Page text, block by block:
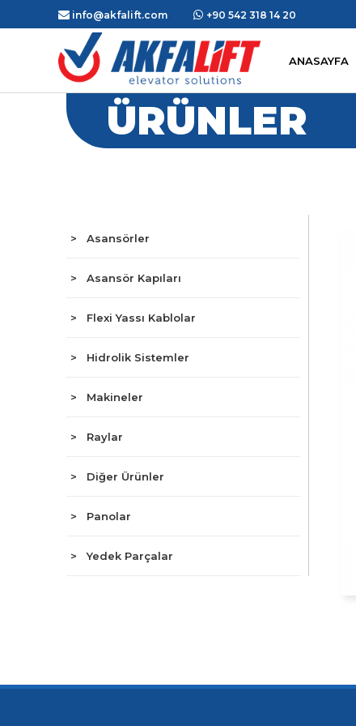
info@akfalift.com +90 542 318 14 20
ANASAYFA
ÜRÜNLER
> Asansörler
> Asansör Kapıları
> Flexi Yassı Kablolar
> Hidrolik Sistemler
> Makineler
> Raylar
> Diğer Ürünler
> Panolar
> Yedek Parçalar